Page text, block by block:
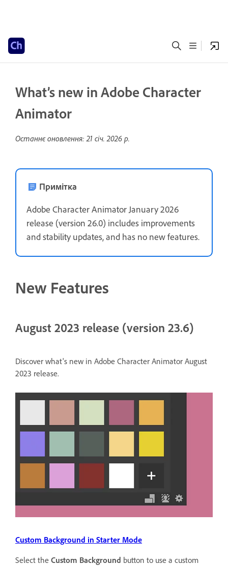
What’s new in Adobe Character
Animator
Останнє оновлення:21 січ. 2026 р.
Примітка
Adobe Character Animator January 2026
release (version 26.0) includes improvements
and stability updates, and has no new features.
New Features
August 2023 release (version 23.6)
Discover what's new in Adobe Character Animator August
2023 release.
Custom Background in Starter Mode
Select the Custom Background button to use a custom